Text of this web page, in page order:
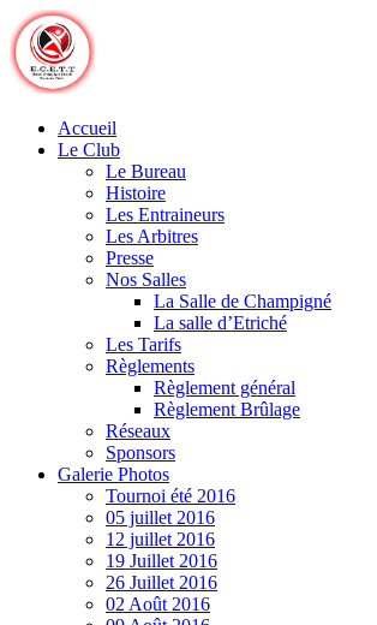
Skip
to
content
Accueil
Le Club
Le Bureau
Histoire
Les Entraineurs
Les Arbitres
Presse
Nos Salles
La Salle de Champigné
La salle d’Etriché
Les Tarifs
Règlements
Règlement général
Règlement Brûlage
Réseaux
Sponsors
Galerie Photos
Tournoi été 2016
05 juillet 2016
12 juillet 2016
19 Juillet 2016
26 Juillet 2016
02 Août 2016